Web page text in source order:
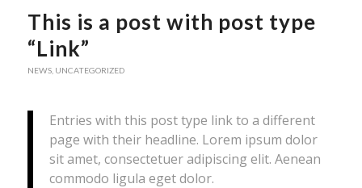
This is a post with post type
“Link”
NEWS, UNCATEGORIZED
Entries with this post type link to a different
page with their headline. Lorem ipsum dolor
sit amet, consectetuer adipiscing elit. Aenean
commodo ligula eget dolor.